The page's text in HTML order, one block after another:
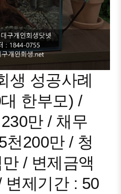
생 성공사례
한부모) /
만 / 채무
천200만 / 청
/ 변제금액
변제기간 : 50